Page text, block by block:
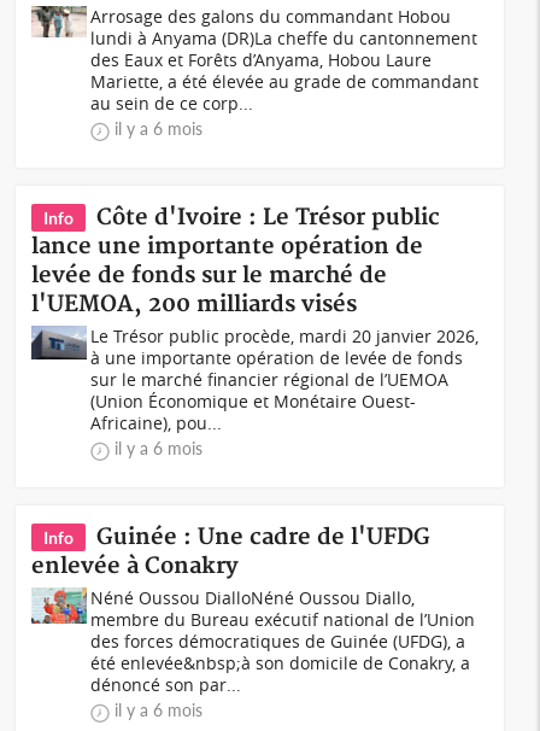
Arrosage des galons du commandant Hobou
lundi à Anyama (DR)La cheffe du cantonnement
des Eaux et Forêts d’Anyama, Hobou Laure
Mariette, a été élevée au grade de commandant
au sein de ce corp...
il y a 6 mois
Info
Côte d'Ivoire : Le Trésor public
lance une importante opération de
levée de fonds sur le marché de
l'UEMOA, 200 milliards visés
Le Trésor public procède, mardi 20 janvier 2026,
à une importante opération de levée de fonds
sur le marché financier régional de l’UEMOA
(Union Économique et Monétaire Ouest-
Africaine), pou...
il y a 6 mois
Info
Guinée : Une cadre de l'UFDG
enlevée à Conakry
Néné Oussou DialloNéné Oussou Diallo,
membre du Bureau exécutif national de l’Union
des forces démocratiques de Guinée (UFDG), a
été enlevée&nbsp;à son domicile de Conakry, a
dénoncé son par...
il y a 6 mois